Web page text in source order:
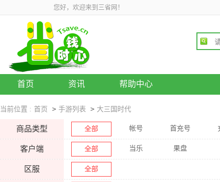
您好，欢迎来到三省网！
首页 资讯 帮助中心
当前位置 : 首页 > 手游列表 > 大三国时代
商品类型 全部 帐号 首充号
客户端 全部 当乐 果盘
区服 全部